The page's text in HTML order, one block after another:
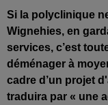
Si la polyclinique
Wignehies, en
services, c’est
déménager à
cadre d’un projet
traduira par « une